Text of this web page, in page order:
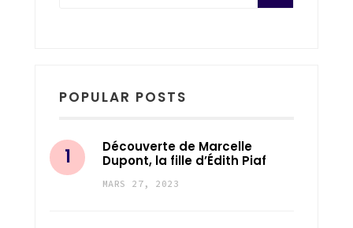
POPULAR POSTS
Découverte de Marcelle
Dupont, la fille d’Édith Piaf
MARS 27, 2023